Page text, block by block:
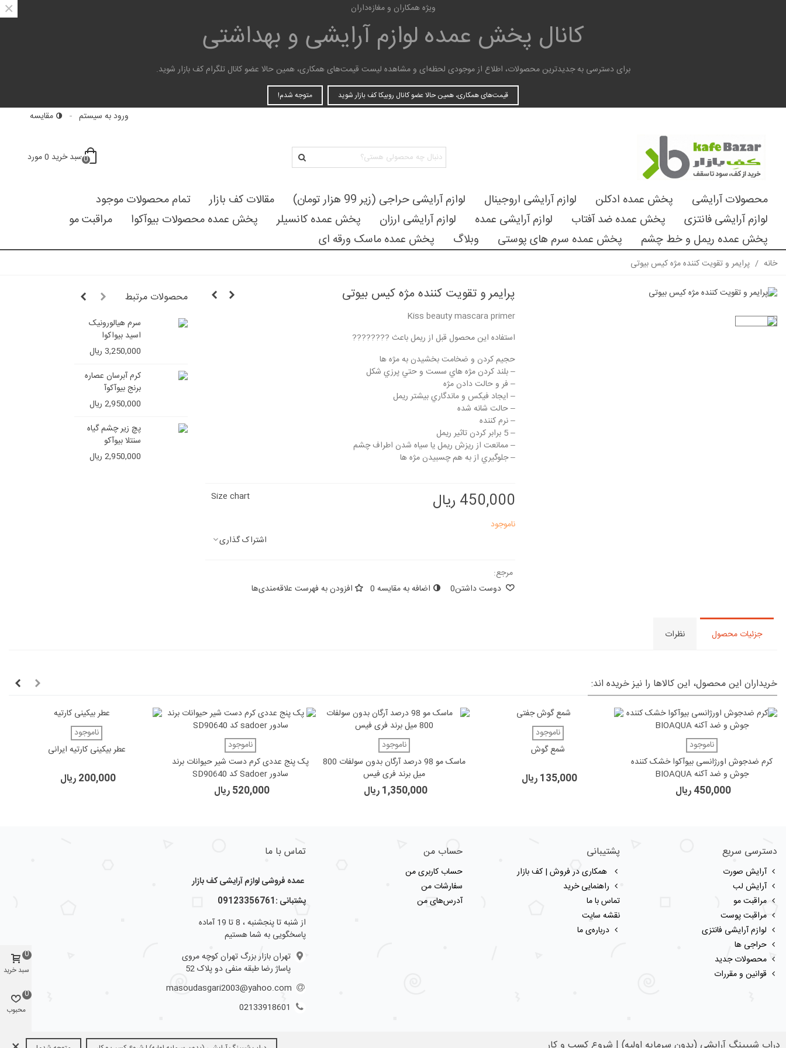
ویژه همکاران و مغازه‌داران
کانال پخش عمدهلوازم آرایشی و بهداشتی
برای دسترسی به جدیدترین محصولات، اطلاع از موجودی لحظه‌ای و مشاهده لیست قیمت‌های همکاری، همین حالا عضو کانال تلگرام کف بازار شوید.
قیمت‌های همکاری، همین حالا عضو کانال روبیکا کف بازار شوید متوجه شدم!
×
ورود به سیستم مقایسه
0سبد خرید 0مورد
محصولات آرایشی پخش عمده ادکلن لوازم آرایشی اروجینال لوازم آرایشی حراجی (زیر 99 هزار تومان) مقالات کف بازار
تمام محصولات موجود
لوازم آرایشی فانتزی
پخش عمده ضد آفتاب لوازم آرایشی عمده لوازم آرایشی ارزان پخش عمده کانسیلر پخش عمده محصولات بیوآکوا
مراقبت مو
پخش عمده ریمل و خط چشم
پخش عمده سرم های پوستی وبلاگ پخش عمده ماسک ورقه ای
خانه / پرایمر و تقویت کننده مژه کیس بیوتی
پرایمر و تقویت کننده مژه کیس بیوتی
Kiss beauty mascara primer
استفاده این محصول قبل از ریمل باعث ????????
حجيم کردن و ضخامت بخشيدن به مژه ها
– بلند کردن مژه هاي سست و حتي پرزي شکل
– فر و حالت دادن مژه
– ايجاد فيکس و ماندگاري بيشتر ريمل
– حالت شانه شده
– نرم کننده
– 5 برابر کردن تاثير ريمل
– ممانعت از ريزش ريمل يا سياه شدن اطراف چشم
– جلوگيري از به هم چسبيدن مژه ها
450,000 ریال
Size chart
ناموجود
اشتراک گذاری
مرجع:
دوست داشتن0 اضافه به مقایسه 0 افزودن به فهرست علاقه‌مندی‌ها
محصولات مرتبط
سرم هیالورونیک
اسید بیواکوا
3,250,000 ریال
کرم آبرسان عصاره
برنج بیوآکوآ
2,950,000 ریال
پچ زیر چشم گیاه
سنتلا بیوآکو
2,950,000 ریال
جزئیات محصول نظرات
خریداران این محصول، این کالاها را نیز خریده اند:
دوست داشتن
ناموجود
کرم ضدجوش اورژانسی بیوآکوا خشک کننده
جوش و ضد آکنه BIOAQUA
450,000 ریال
دوست داشتن
ناموجود
شمع گوش
135,000 ریال
دوست داشتن
ناموجود
ماسک مو 98 درصد آرگان بدون سولفات 800
میل برند فری فیس
1,350,000 ریال
دوست داشتن
ناموجود
پک پنج عددی کرم دست شیر حیوانات برند
سادور Sadoer کد SD90640
520,000 ریال
دوست داشتن
ناموجود
عطر بیکینی کارتیه ایرانی
200,000 ریال
دسترسی سریع
آرایش صورت
آرایش لب
مراقبت مو
مراقبت پوست
لوازم آرایشی فانتزی
حراجی ها
محصولات جدید
قوانین و مقررات
پشتیبانی
همکاری در فروش | کف بازار
راهنمایی خرید
تماس با ما
نقشه سایت
درباره‌ی ما
حساب من
حساب کاربری من
سفارشات من
آدرس‌های من
تماس با ما
عمده فروشی لوازم آرایشی کف بازار
پشتبانی :09123356761
از شنبه تا پنجشنبه ، 8 تا 19 آماده
پاسخگویی به شما هستیم
تهران بازار بزرگ تهران کوچه مروی
پاساژ رضا طبقه منفی دو پلاک 52
masoudasgari2003@yahoo.com
02133918601
سبد خرید
0
محبوب
0